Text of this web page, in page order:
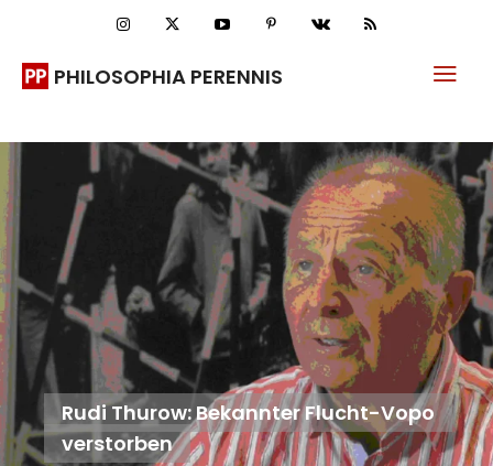
PHILOSOPHIA PERENNIS
Rudi Thurow: Bekannter Flucht-Vopo
verstorben